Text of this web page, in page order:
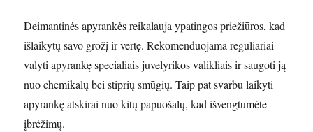
Deimantinės apyrankės reikalauja ypatingos priežiūros, kad
išlaikytų savo grožį ir vertę. Rekomenduojama reguliariai
valyti apyrankę specialiais juvelyrikos valikliais ir saugoti ją
nuo chemikalų bei stiprių smūgių. Taip pat svarbu laikyti
apyrankę atskirai nuo kitų papuošalų, kad išvengtumėte
įbrėžimų.